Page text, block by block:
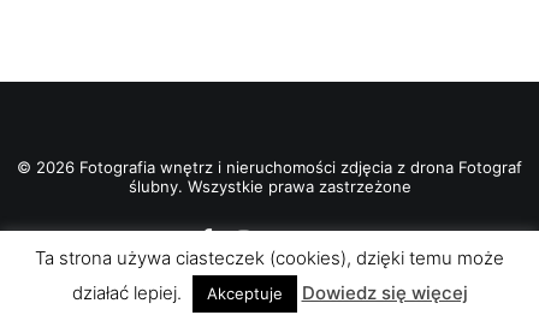
© 2026 Fotografia wnętrz i nieruchomości zdjęcia z drona Fotograf
ślubny. Wszystkie prawa zastrzeżone
Ta strona używa ciasteczek (cookies), dzięki temu może
działać lepiej.
Akceptuje Dowiedz się więcej